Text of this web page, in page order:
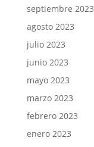
septiembre 2023
agosto 2023
julio 2023
junio 2023
mayo 2023
marzo 2023
febrero 2023
enero 2023